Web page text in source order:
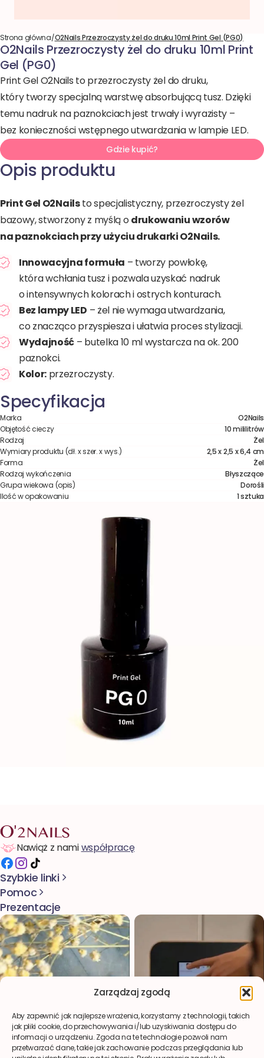
Zarządzaj zgodą
Aby zapewnić jak najlepsze wrażenia, korzystamy z technologii, takich
jak pliki cookie, do przechowywania i/lub uzyskiwania dostępu do
informacji o urządzeniu. Zgoda na te technologie pozwoli nam
przetwarzać dane, takie jak zachowanie podczas przeglądania lub
Strona główna/O2Nails Przezroczysty żel do druku 10ml Print Gel (PG0)
O2Nails Przezroczysty żel do druku 10ml Print
Gel (PG0)
Print Gel O2Nails to przezroczysty żel do druku,
który tworzy specjalną warstwę absorbującą tusz. Dzięki
temu nadruk na paznokciach jest trwały i wyrazisty –
bez konieczności wstępnego utwardzania w lampie LED.
Gdzie kupić?
Opis produktu
Print Gel O2Nailsto specjalistyczny, przezroczysty żel
bazowy, stworzony z myślą o drukowaniu wzorów
na paznokciach przy użyciu drukarki O2Nails.
Innowacyjna formuła – tworzy powłokę,
która wchłania tusz i pozwala uzyskać nadruk
o intensywnych kolorach i ostrych konturach.
Bez lampy LED – żel nie wymaga utwardzania,
co znacząco przyspiesza i ułatwia proces stylizacji.
Wydajność – butelka 10 ml wystarcza na ok. 200
paznokci.
Kolor: przezroczysty.
Specyfikacja
Marka
O2Nails
Objętość cieczy
10 mililitrów
Rodzaj
Żel
Wymiary produktu (dł. x szer. x wys.)
2,5 x 2,5 x 6,4 cm
Forma
Żel
Rodzaj wykończenia
Błyszczące
Grupa wiekowa (opis)
Dorośli
Ilość w opakowaniu
1 sztuka
Nawiąż z namiwspółpracę
Szybkie linki
Pomoc
Prezentacje